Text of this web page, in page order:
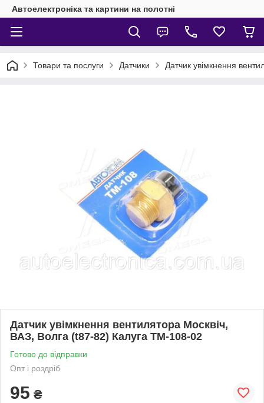
Автоелектроніка та картини на полотні
Товари та послуги Датчики Датчик увімкнення
Датчик увімкнення вентилятора Москвіч,
ВАЗ, Волга (t87-82) Калуга ТМ-108-02
Готово до відправки
Опт і роздріб
95 ₴